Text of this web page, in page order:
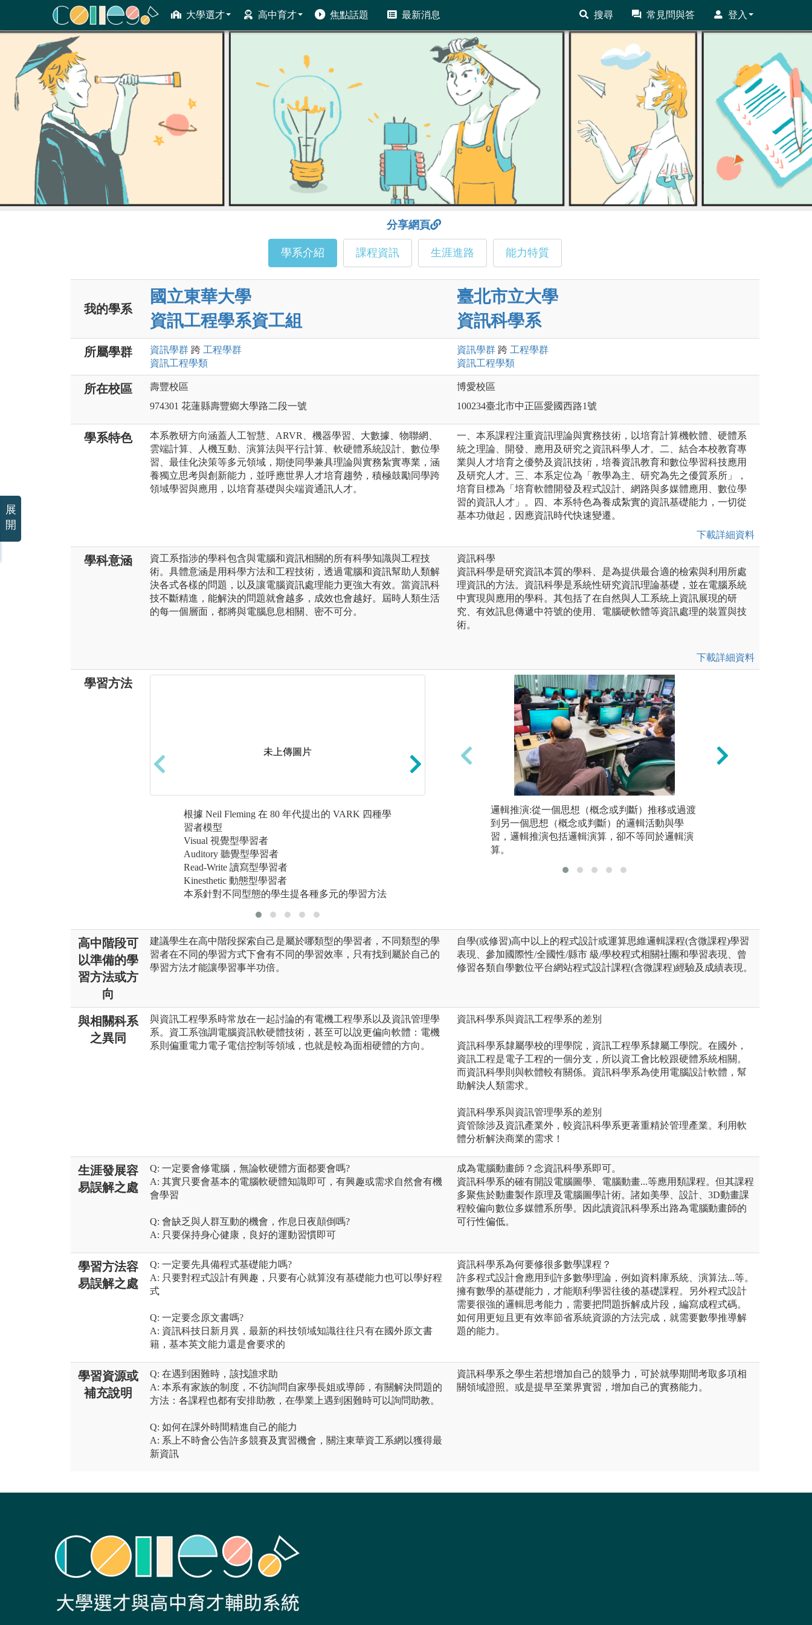
大學選才 高中育才 焦點話題 最新消息 搜尋 常見問與答 登入
ColleGo! 大學選才與高中育才輔助系統
分享網頁
學系介紹 課程資訊 生涯進路 能力特質
我的學系
國立東華大學
資訊工程學系資工組
臺北市立大學
資訊科學系
所屬學群 資訊學群 跨 工程學群
資訊工程學類
資訊學群 跨 工程學群
資訊工程學類
所在校區
壽豐校區
974301 花蓮縣壽豐鄉大學路二段一號
博愛校區
100234臺北市中正區愛國西路1號
學系特色
本系教研方向涵蓋人工智慧、ARVR、機器學習、大數據、物聯網、
雲端計算、人機互動、演算法與平行計算、軟硬體系統設計、數位學
習、最佳化決策等多元領域，期使同學兼具理論與實務紮實專業，涵
養獨立思考與創新能力，並呼應世界人才培育趨勢，積極鼓勵同學跨
領域學習與應用，以培育基礎與尖端資通訊人才。
一、本系課程注重資訊理論與實務技術，以培育計算機軟體、硬體系
統之理論、開發、應用及研究之資訊科學人才。二、結合本校教育專
業與人才培育之優勢及資訊技術，培養資訊教育和數位學習科技應用
及研究人才。三、本系定位為「教學為主、研究為先之優質系所」，
培育目標為「培育軟體開發及程式設計、網路與多媒體應用、數位學
習的資訊人才」。四、本系特色為養成紮實的資訊基礎能力，一切從
基本功做起，因應資訊時代快速變遷。
下載詳細資料
學科意涵
資工系指涉的學科包含與電腦和資訊相關的所有科學知識與工程技
術。具體意涵是用科學方法和工程技術，透過電腦和資訊幫助人類解
決各式各樣的問題，以及讓電腦資訊處理能力更強大有效。當資訊科
技不斷精進，能解決的問題就會越多，成效也會越好。屆時人類生活
的每一個層面，都將與電腦息息相關、密不可分。
資訊科學
資訊科學是研究資訊本質的學科、是為提供最合適的檢索與利用所處
理資訊的方法。資訊科學是系統性研究資訊理論基礎，並在電腦系統
中實現與應用的學科。其包括了在自然與人工系統上資訊展現的研
究、有效訊息傳遞中符號的使用、電腦硬軟體等資訊處理的裝置與技
術。
下載詳細資料
學習方法
未上傳圖片
根據 Neil Fleming 在 80 年代提出的 VARK 四種學
習者模型
Visual 視覺型學習者
Auditory 聽覺型學習者
Read-Write 讀寫型學習者
Kinesthetic 動態型學習者
本系針對不同型態的學生提各種多元的學習方法
未上傳圖片
針對視覺型學習者，本系友提供相當的實作課
程，學生可以觀察老師或助教實際操作，在之後
更搭配讓學生操作的時間，在操作時間隨時會有
助教在旁協助。
邏輯推演:從一個思想（概念或判斷）推移或過渡
到另一個思想（概念或判斷）的邏輯活動與學
習，邏輯推演包括邏輯演算，卻不等同於邏輯演
算。
高中階段可
以準備的學
習方法或方
向
建議學生在高中階段探索自己是屬於哪類型的學習者，不同類型的學
習者在不同的學習方式下會有不同的學習效率，只有找到屬於自己的
學習方法才能讓學習事半功倍。
自學(或修習)高中以上的程式設計或運算思維邏輯課程(含微課程)學習
表現、參加國際性/全國性/縣市 級/學校程式相關社團和學習表現、曾
修習各類自學數位平台網站程式設計課程(含微課程)經驗及成績表現。
與相關科系
之異同
與資訊工程學系時常放在一起討論的有電機工程學系以及資訊管理學
系。資工系強調電腦資訊軟硬體技術，甚至可以說更偏向軟體：電機
系則偏重電力電子電信控制等領域，也就是較為面相硬體的方向。
資訊科學系與資訊工程學系的差別
資訊科學系隸屬學校的理學院，資訊工程學系隸屬工學院。在國外，
資訊工程是電子工程的一個分支，所以資工會比較跟硬體系統相關。
而資訊科學則與軟體較有關係。資訊科學系為使用電腦設計軟體，幫
助解決人類需求。
資訊科學系與資訊管理學系的差別
資管除涉及資訊產業外，較資訊科學系更著重精於管理產業。利用軟
體分析解決商業的需求！
生涯發展容
易誤解之處
Q: 一定要會修電腦，無論軟硬體方面都要會嗎?
A: 其實只要會基本的電腦軟硬體知識即可，有興趣或需求自然會有機
會學習
Q: 會缺乏與人群互動的機會，作息日夜顛倒嗎?
A: 只要保持身心健康，良好的運動習慣即可
成為電腦動畫師？念資訊科學系即可。
資訊科學系的確有開設電腦圖學、電腦動畫...等應用類課程。但其課程
多聚焦於動畫製作原理及電腦圖學計術。諸如美學、設計、3D動畫課
程較偏向數位多媒體系所學。因此讀資訊科學系出路為電腦動畫師的
可行性偏低。
學習方法容
易誤解之處
Q: 一定要先具備程式基礎能力嗎?
A: 只要對程式設計有興趣，只要有心就算沒有基礎能力也可以學好程
式
Q: 一定要念原文書嗎?
A: 資訊科技日新月異，最新的科技領域知識往往只有在國外原文書
籍，基本英文能力還是會要求的
資訊科學系為何要修很多數學課程？
許多程式設計會應用到許多數學理論，例如資料庫系統、演算法...等。
擁有數學的基礎能力，才能順利學習往後的基礎課程。另外程式設計
需要很強的邏輯思考能力，需要把問題拆解成片段，編寫成程式碼。
如何用更短且更有效率節省系統資源的方法完成，就需要數學推導解
題的能力。
學習資源或
補充說明
Q: 在遇到困難時，該找誰求助
A: 本系有家族的制度，不彷詢問自家學長姐或導師，有關解決問題的
方法：各課程也都有安排助教，在學業上遇到困難時可以詢問助教。
Q: 如何在課外時間精進自己的能力
A: 系上不時會公告許多競賽及實習機會，關注東華資工系網以獲得最
新資訊
資訊科學系之學生若想增加自己的競爭力，可於就學期間考取多項相
關領域證照。或是提早至業界實習，增加自己的實務能力。
展
開